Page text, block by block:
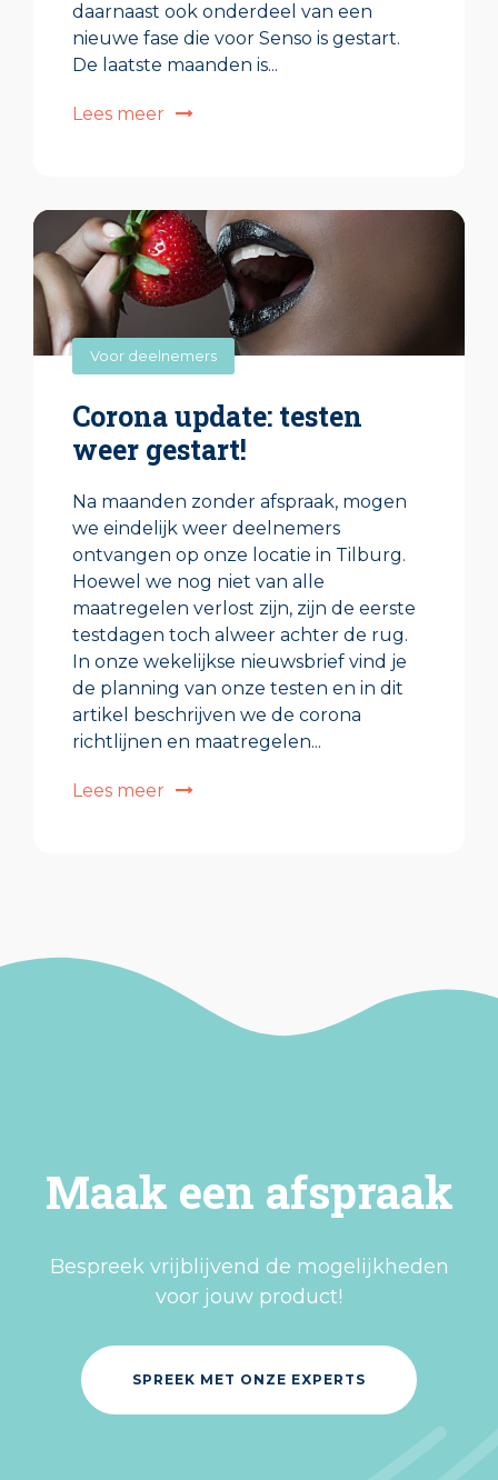
daarnaast ook onderdeel van een
nieuwe fase die voor Senso is gestart.
De laatste maanden is...
Lees meer
Voor deelnemers
Corona update: testen
weer gestart!
Na maanden zonder afspraak, mogen
we eindelijk weer deelnemers
ontvangen op onze locatie in Tilburg.
Hoewel we nog niet van alle
maatregelen verlost zijn, zijn de eerste
testdagen toch alweer achter de rug.
In onze wekelijkse nieuwsbrief vind je
de planning van onze testen en in dit
artikel beschrijven we de corona
richtlijnen en maatregelen...
Lees meer
Maak een afspraak
Bespreek vrijblijvend de mogelijkheden
voor jouw product!
SPREEK MET ONZE EXPERTS